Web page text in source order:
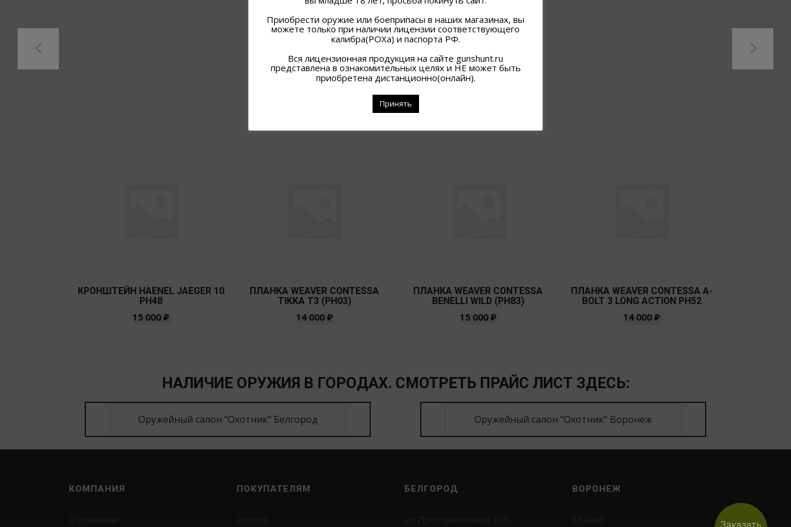
ПОХОЖИЕ ТОВАРЫ
КРОНШТЕЙН HAENEL JAEGER 10
PH48
15 000 ₽
ПЛАНКА WEAVER CONTESSA
TIKKA T3 (PH03)
14 000 ₽
ПЛАНКА WEAVER CONTESSA
BENELLI WILD (PH83)
15 000 ₽
ПЛАНКА WEAVER CONTESSA A-
BOLT 3 LONG ACTION PH52
14 000 ₽
НАЛИЧИЕ ОРУЖИЯ В ГОРОДАХ. СМОТРЕТЬ ПРАЙС ЛИСТ ЗДЕСЬ:
Оружейный салон "Охотник" Белгород Оружейный салон "Охотник" Воронеж
КОМПАНИЯ ПОКУПАТЕЛЯМ БЕЛГОРОД ВОРОНЕЖ
Приобрести оружие или боеприпасы в наших магазинах, вы
можете только при наличии лицензии соответствующего
калибра(РОХа) и паспорта РФ.
Вся лицензионная продукция на сайте gunshunt.ru
представлена в ознакомительных целях и НЕ может быть
приобретена дистанционно(онлайн).
Принять
Заказать